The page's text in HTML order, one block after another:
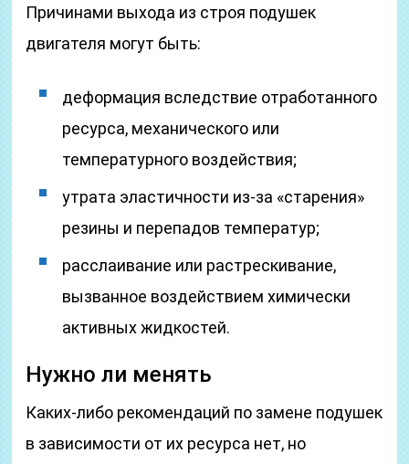
Причинами выхода из строя подушек
двигателя могут быть:
деформация вследствие отработанного
ресурса, механического или
температурного воздействия;
утрата эластичности из-за «старения»
резины и перепадов температур;
расслаивание или растрескивание,
вызванное воздействием химически
активных жидкостей.
Нужно ли менять
Каких-либо рекомендаций по замене подушек
в зависимости от их ресурса нет, но